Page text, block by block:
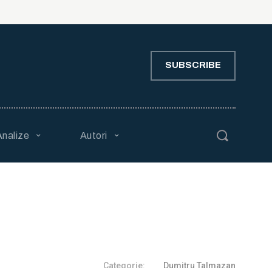
SUBSCRIBE
Autori
Categorie: Dumitru Talmazan